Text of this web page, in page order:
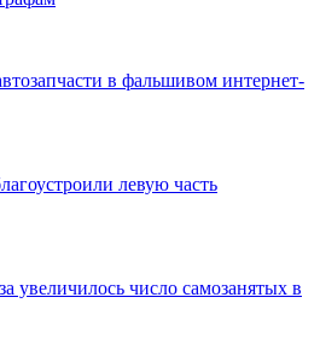
в фальшивом интернет-
левую часть
увеличилось число самозанятых в